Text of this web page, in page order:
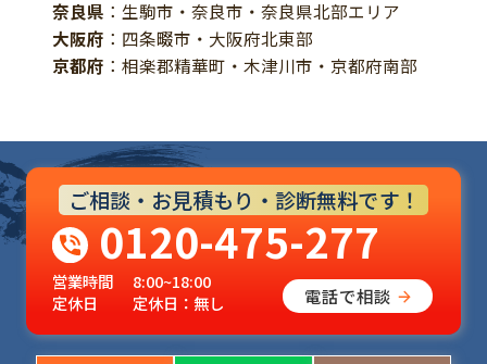
奈良県 ：生駒市・奈良市・奈良県北部エリア
大阪府 ：四条畷市・大阪府北東部
京都府 ：相楽郡精華町・木津川市・京都府南部
ご相談・お見積もり・診断無料です！
0120-475-277
営業時間
8:00~18:00
定休日
定休日：無し 電話で相談